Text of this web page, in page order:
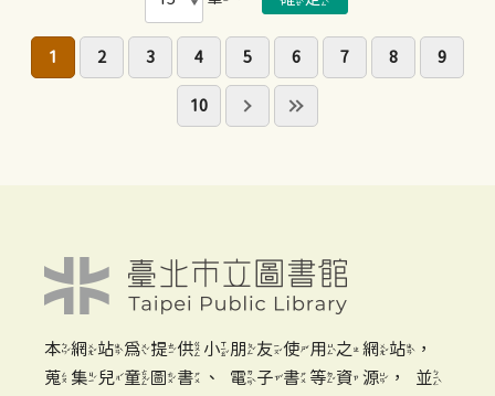
1 2 3 4 5 6 7 8 9
10
本網站為提供小朋友使用之網站，
蒐集兒童圖書、電子書等資源，並